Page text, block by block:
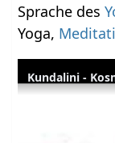
Sprache des
Yoga,
Kundalini -